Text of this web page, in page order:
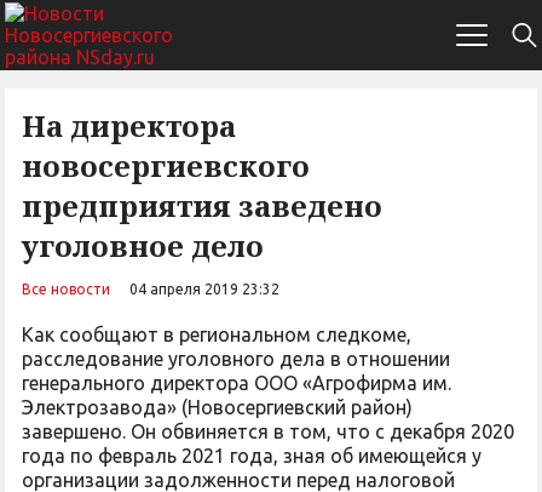
На директора
новосергиевского
предприятия заведено
уголовное дело
Все новости 04 апреля 2019 23:32
Как сообщают в региональном следкоме,
расследование уголовного дела в отношении
генерального директора ООО «Агрофирма им.
Электрозавода» (Новосергиевский район)
завершено. Он обвиняется в том, что с декабря 2020
года по февраль 2021 года, зная об имеющейся у
организации задолженности перед налоговой